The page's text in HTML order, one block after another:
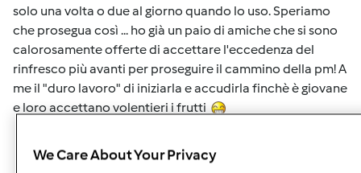
solo una volta o due al giorno quando lo uso. Speriamo
che prosegua così ... ho già un paio di amiche che si sono
calorosamente offerte di accettare l'eccedenza del
rinfresco più avanti per proseguire il cammino della pm! A
me il "duro lavoro" di iniziarla e accudirla finchè è giovane
e loro accettano volentieri i frutti
In cima
We Care About Your Privacy